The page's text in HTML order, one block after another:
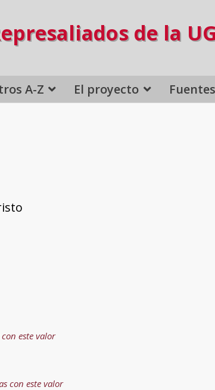
de la
A-Z El proyecto
este valor
con este valor